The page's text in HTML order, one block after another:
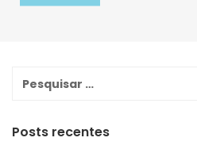
Posts recentes